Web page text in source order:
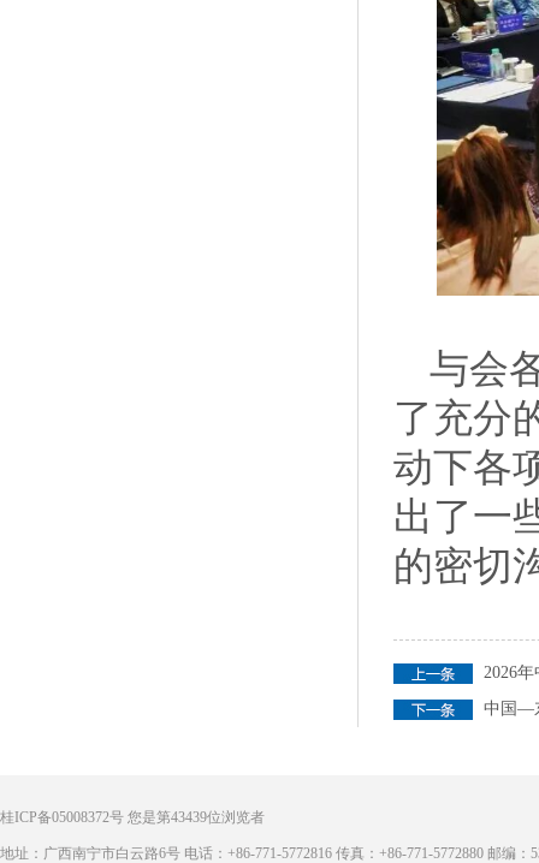
与会
了充分
动下各
出了一
的密切
2026
中国—
桂ICP备05008372号 您是第43439位浏览者
地址：广西南宁市白云路6号 电话：+86-771-5772816 传真：+86-771-5772880 邮编：